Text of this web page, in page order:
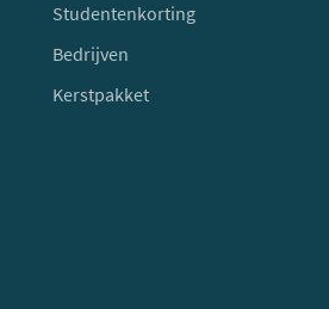
Studentenkorting
Bedrijven
Kerstpakket